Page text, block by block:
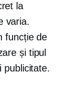
la
varia.
funcție de
și tipul
publicitate.